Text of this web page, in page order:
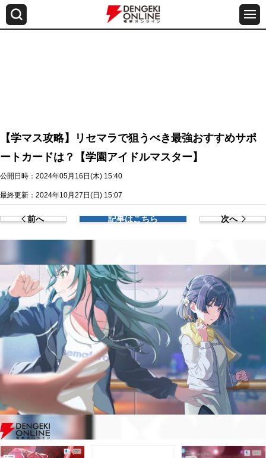
【学マス攻略】リセマラで狙うべき最強おすすめサポ
ートカードは？【学園アイドルマスター】
公開日時：2024年05月16日(木) 15:40
最終更新：2024年10月27日(日) 15:07
前へ 記事はこちら 次へ